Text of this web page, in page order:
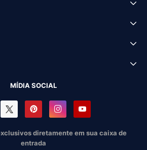
MÍDIA SOCIAL
diretamente em sua caixa de
entrada